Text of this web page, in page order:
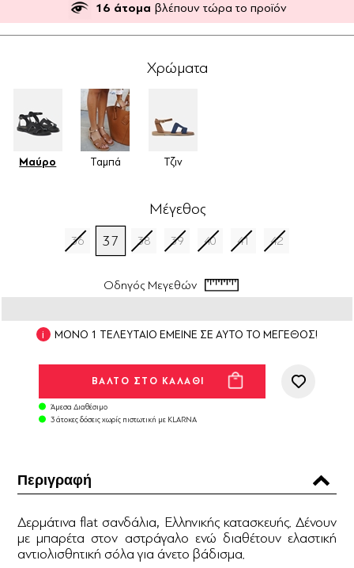
16 άτομα βλέπουν τώρα το προϊόν
Χρώματα
Μαύρο Ταμπά Τζιν
Μέγεθος
36 37 38 39 40 41 42
Οδηγός Μεγεθών
ΜΟΝΟ 1 ΤΕΛΕΥΤΑΙΟ ΕΜΕΙΝΕ ΣΕ ΑΥΤΟ ΤΟ ΜΕΓΕΘΟΣ!
Άμεσα Διαθέσιμο
3 άτοκες δόσεις χωρίς πιστωτική με KLARNA
Περιγραφή
Δερμάτινα flat σανδάλια, Ελληνικής κατασκευής. Δένουν
με μπαρέτα στον αστράγαλο ενώ διαθέτουν ελαστική
αντιολισθητική σόλα για άνετο βάδισμα.